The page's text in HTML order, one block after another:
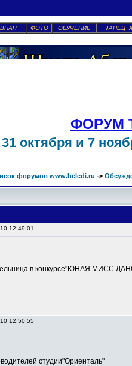
ФОТО ОБУЧЕНИЕ ТАНЕЦ
ФОРУМ
октября и 7
форумов www.beledi.ru ->
12:49:01
в конкурсе"ЮНАЯ МИСС
12:50:55
студии"Ориенталь"